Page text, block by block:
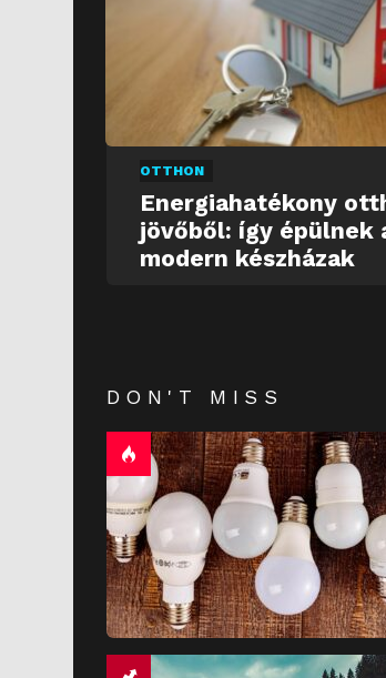
OTTHON
Energiahatékony
jövőből: így épülnek
modern készházak
DON'T MISS